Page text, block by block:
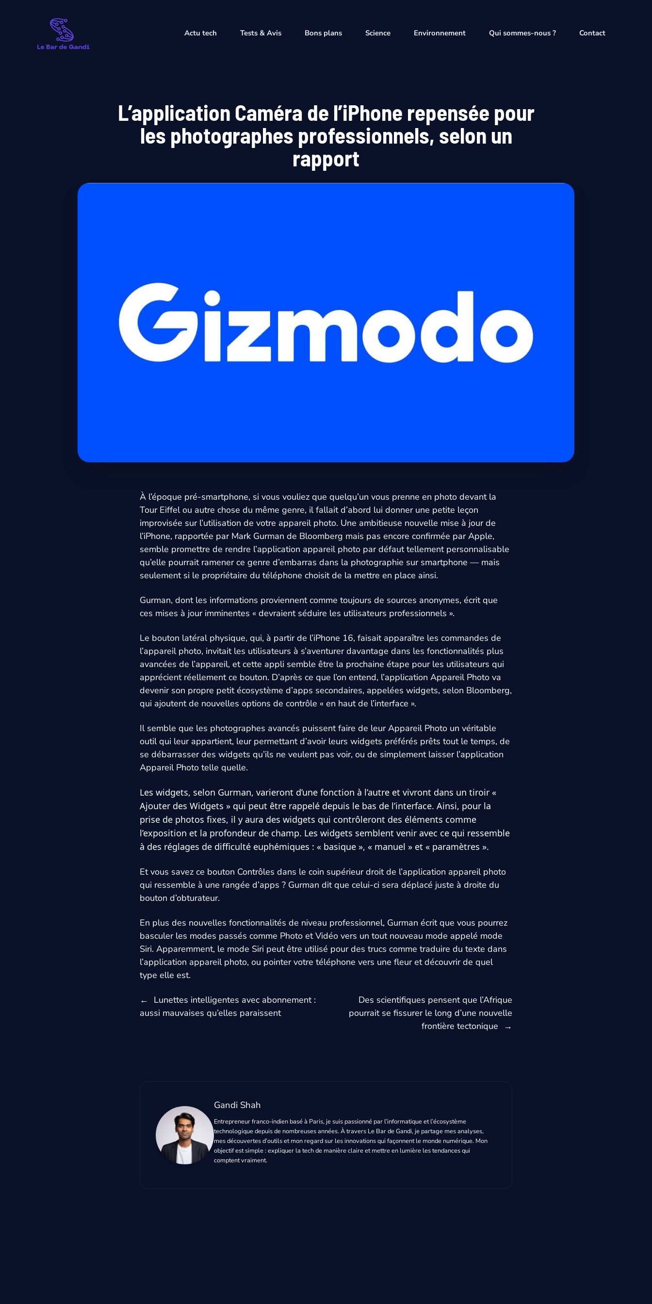
Actu tech Tests & Avis Bons plans Science Environnement Qui sommes-nous ? Contact
L’application Caméra de l’iPhone repensée pour
les photographes professionnels, selon un
rapport
À l’époque pré-smartphone, si vous vouliez que quelqu’un vous prenne en photo devant la
Tour Eiffel ou autre chose du même genre, il fallait d’abord lui donner une petite leçon
improvisée sur l’utilisation de votre appareil photo. Une ambitieuse nouvelle mise à jour de
l’iPhone, rapportée par Mark Gurman de Bloomberg mais pas encore confirmée par Apple,
semble promettre de rendre l’application appareil photo par défaut tellement personnalisable
qu’elle pourrait ramener ce genre d’embarras dans la photographie sur smartphone — mais
seulement si le propriétaire du téléphone choisit de la mettre en place ainsi.
Gurman, dont les informations proviennent comme toujours de sources anonymes, écrit que
ces mises à jour imminentes « devraient séduire les utilisateurs professionnels ».
Le bouton latéral physique, qui, à partir de l’iPhone 16, faisait apparaître les commandes de
l’appareil photo, invitait les utilisateurs à s’aventurer davantage dans les fonctionnalités plus
avancées de l’appareil, et cette appli semble être la prochaine étape pour les utilisateurs qui
apprécient réellement ce bouton. D’après ce que l’on entend, l’application Appareil Photo va
devenir son propre petit écosystème d’apps secondaires, appelées widgets, selon Bloomberg,
qui ajoutent de nouvelles options de contrôle « en haut de l’interface ».
Il semble que les photographes avancés puissent faire de leur Appareil Photo un véritable
outil qui leur appartient, leur permettant d’avoir leurs widgets préférés prêts tout le temps, de
se débarrasser des widgets qu’ils ne veulent pas voir, ou de simplement laisser l’application
Appareil Photo telle quelle.
Les widgets, selon Gurman, varieront d’une fonction à l’autre et vivront dans un tiroir «
Ajouter des Widgets » qui peut être rappelé depuis le bas de l’interface. Ainsi, pour la
prise de photos fixes, il y aura des widgets qui contrôleront des éléments comme
l’exposition et la profondeur de champ. Les widgets semblent venir avec ce qui ressemble
à des réglages de difficulté euphémiques : « basique », « manuel » et « paramètres ».
Et vous savez ce bouton Contrôles dans le coin supérieur droit de l’application appareil photo
qui ressemble à une rangée d’apps ? Gurman dit que celui-ci sera déplacé juste à droite du
bouton d’obturateur.
En plus des nouvelles fonctionnalités de niveau professionnel, Gurman écrit que vous pourrez
basculer les modes passés comme Photo et Vidéo vers un tout nouveau mode appelé mode
Siri. Apparemment, le mode Siri peut être utilisé pour des trucs comme traduire du texte dans
l’application appareil photo, ou pointer votre téléphone vers une fleur et découvrir de quel
type elle est.
←
Lunettes intelligentes avec abonnement :
aussi mauvaises qu’elles paraissent
Des scientifiques pensent que l’Afrique
pourrait se fissurer le long d’une nouvelle
frontière tectonique
→
Gandi Shah
Entrepreneur franco-indien basé à Paris, je suis passionné par l’informatique et l’écosystème
technologique depuis de nombreuses années. À travers Le Bar de Gandi, je partage mes analyses,
mes découvertes d’outils et mon regard sur les innovations qui façonnent le monde numérique. Mon
objectif est simple : expliquer la tech de manière claire et mettre en lumière les tendances qui
comptent vraiment.